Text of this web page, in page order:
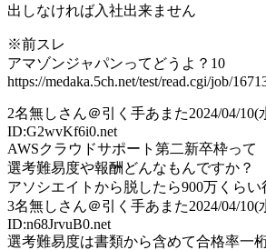
出しなければ入社出来ません
※前スレ
アマゾンジャパンってどうよ？10
https://medaka.5ch.net/test/read.cgi/job/
2名無しさん＠引く手あまた2024/04/10(
ID:G2wvKf6i0.net
AWSクラウドサポート第二新卒枠って
選考難易度や報酬どんなもんですか？
アソシエイトから脱したら900万くらい
3名無しさん＠引く手あまた2024/04/10(
ID:n68JrvuB0.net
選考難易度は書類から含めて合格率一